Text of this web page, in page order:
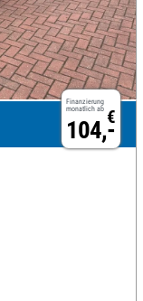
Finanzierung
monatlich ab €
104,-